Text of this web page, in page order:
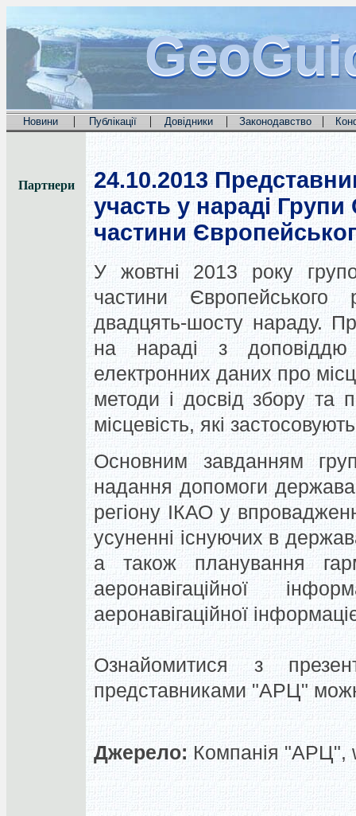
Новини | Публікації | Довідники | Законодавство |
Партнери 24.10.2013
участь у нараді Групи
частини
У жовтні 2013 року
частини
двадцять-шосту нараду.
на нараді з доповіддю
електронних даних про
методи і досвід збору та
місцевість, які
Основним завданням
надання допомоги
регіону ІКАО у
усуненні існуючих в
а також планування
аеронавігаційної
аеронавігаційної
Ознайомитися з
представниками "АРЦ"
Джерело: Компанія "АРЦ",